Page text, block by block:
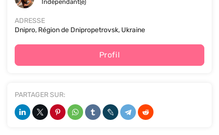
Indépendant(e)
ADRESSE
Dnipro, Région de Dnipropetrovsk, Ukraine
Profil
PARTAGER SUR: